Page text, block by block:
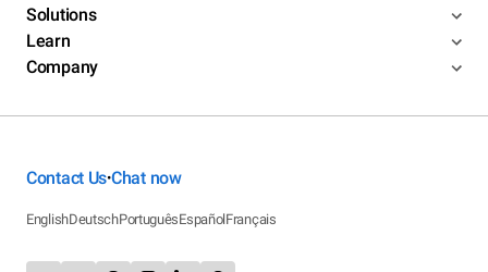
Solutions
Learn
Company
Contact Us•Chat now
EnglishDeutschPortuguêsEspañolFrançais